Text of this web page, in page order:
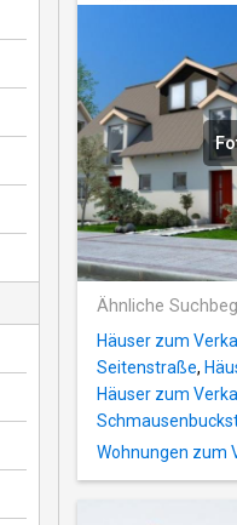
Ähnliche
Häuser zum
Seitenstraße,
Häuser zum
Wohnungen zum